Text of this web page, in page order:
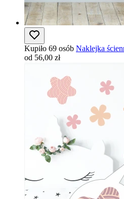
Kupiło 69 osób Naklejka
od 56,00 zł